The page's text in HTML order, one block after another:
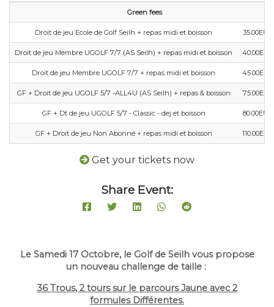
Green fees
Droit de jeu Ecole de Golf Seilh + repas midi et boisson 35.00EUR
Droit de jeu Membre UGOLF 7/7 (AS Seilh) + repas midi et boisson 40.00EUR
Droit de jeu Membre UGOLF 7/7 + repas midi et boisson 45.00EUR
GF + Droit de jeu UGOLF 5/7 -ALL4U (AS Seilh) + repas & boisson 75.00EUR
GF + Dt de jeu UGOLF 5/7 - Classic - dej et boisson 80.00EUR
GF + Droit de jeu Non Abonné + repas midi et boisson 110.00EUR
Get your tickets now
Share Event:
Le Samedi 17 Octobre, le Golf de Seilh vous propose
un nouveau challenge de taille :
36 Trous, 2 tours sur le parcours Jaune avec 2
formules Différentes.